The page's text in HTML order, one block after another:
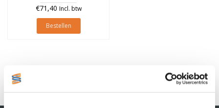
€71,40 Incl. btw
Bestellen
1